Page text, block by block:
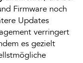
Firmware noch
Updates
verringert
es gezielt